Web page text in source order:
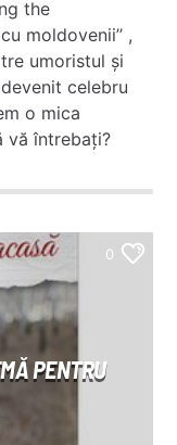
the
moldovenii’’ ,
umoristul și
celebru
o mica
vă întrebați?
0
PENTRU